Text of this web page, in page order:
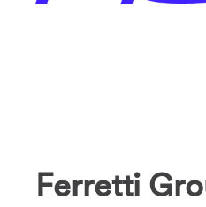
Ferretti